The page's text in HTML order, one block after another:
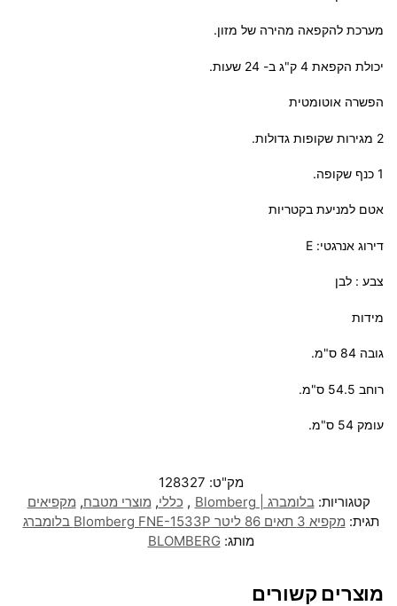
מערכת להקפאה מהירה של מזון.
יכולת הקפאת 4 ק"ג ב- 24 שעות.
הפשרה אוטומטית
2 מגירות שקופות גדולות.
1 כנף שקופה.
אטם למניעת בקטריות
דירוג אנרגטי: E
צבע : לבן
מידות
גובה 84 ס"מ.
רוחב 54.5 ס"מ.
עומק 54 ס"מ.
מק"ט: 128327
קטגוריות: בלומברג | Blomberg , כללי, מוצרי מטבח, מקפיאים
תגית: מקפיא 3 תאים 86 ליטר Blomberg FNE-1533P בלומברג
מותג:BLOMBERG
מוצרים קשורים